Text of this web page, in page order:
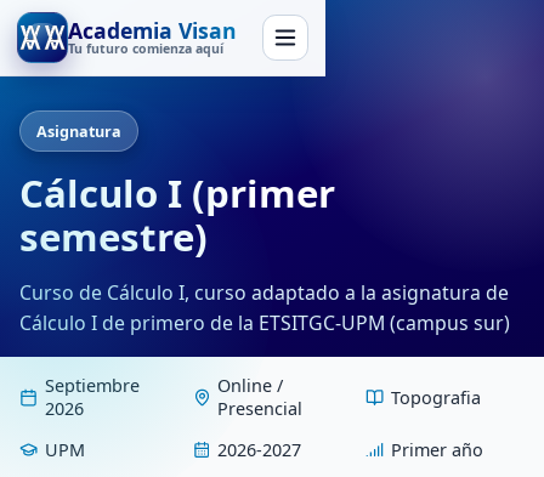
Academia Visan
Tu futuro comienza aquí
Asignatura
Cálculo I (primer
semestre)
Curso de Cálculo I, curso adaptado a la asignatura de
Cálculo I de primero de la ETSITGC-UPM (campus sur)
Septiembre
2026
Online /
Presencial
Topografia
UPM 2026-2027 Primer año